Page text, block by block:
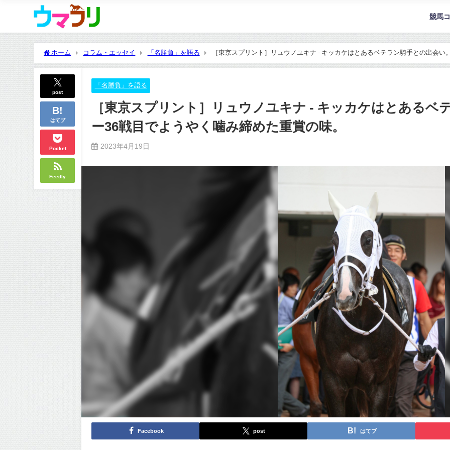
競馬
ホーム コラム・エッセイ 「名勝負」を語る ［東京スプリント］リュウノユキナ - キッカケはとあるベテラン騎手との出会
post
はてブ
Pocket
Feedly
「名勝負」を語る
［東京スプリント］リュウノユキナ - キッカケはとあるベ
ー36戦目でようやく噛み締めた重賞の味。
2023年4月19日
Facebook post はてブ